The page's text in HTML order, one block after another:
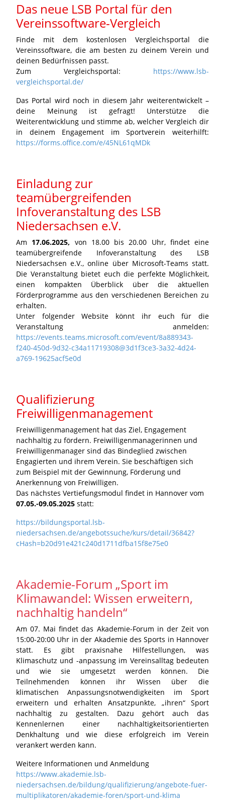
Das neue LSB Portal für den
Vereinssoftware-Vergleich
Finde mit dem kostenlosen Vergleichsportal die
Vereinssoftware, die am besten zu deinem Verein und
deinen Bedürfnissen passt.
Zum Vergleichsportal: https://www.lsb-
vergleichsportal.de/
Das Portal wird noch in diesem Jahr weiterentwickelt –
deine Meinung ist gefragt! Unterstütze die
Weiterentwicklung und stimme ab, welcher Vergleich dir
in deinem Engagement im Sportverein weiterhilft:
https://forms.office.com/e/45NL61qMDk
Einladung zur
teamübergreifenden
Infoveranstaltung des LSB
Niedersachsen e.V.
Am 17.06.2025, von 18.00 bis 20.00 Uhr, findet eine
teamübergreifende Infoveranstaltung des LSB
Niedersachsen e.V., online über Microsoft-Teams statt.
Die Veranstaltung bietet euch die perfekte Möglichkeit,
einen kompakten Überblick über die aktuellen
Förderprogramme aus den verschiedenen Bereichen zu
erhalten.
Unter folgender Website könnt ihr euch für die
Veranstaltung anmelden:
https://events.teams.microsoft.com/event/8a889343-
f240-450d-9d32-c34a11719308@3d1f3ce3-3a32-4d24-
a769-19625acf5e0d
Qualifizierung
Freiwilligenmanagement
Freiwilligenmanagement hat das Ziel, Engagement
nachhaltig zu fördern. Freiwilligenmanagerinnen und
Freiwilligenmanager sind das Bindeglied zwischen
Engagierten und ihrem Verein. Sie beschäftigen sich
zum Beispiel mit der Gewinnung, Förderung und
Anerkennung von Freiwilligen.
Das nächstes Vertiefungsmodul findet in Hannover vom
07.05.-09.05.2025 statt:
https://bildungsportal.lsb-
niedersachsen.de/angebotssuche/kurs/detail/36842?
cHash=b20d91e421c240d1711dfba15f8e75e0
Akademie-Forum „Sport im
Klimawandel: Wissen erweitern,
nachhaltig handeln“
Am 07. Mai findet das Akademie-Forum in der Zeit von
15:00-20:00 Uhr in der Akademie des Sports in Hannover
statt. Es gibt praxisnahe Hilfestellungen, was
Klimaschutz und -anpassung im Vereinsalltag bedeuten
und wie sie umgesetzt werden können. Die
Teilnehmenden können ihr Wissen über die
klimatischen Anpassungsnotwendigkeiten im Sport
erweitern und erhalten Ansatzpunkte, „ihren“ Sport
nachhaltig zu gestalten. Dazu gehört auch das
Kennenlernen einer nachhaltigkeitsorientierten
Denkhaltung und wie diese erfolgreich im Verein
verankert werden kann.
Weitere Informationen und Anmeldung
https://www.akademie.lsb-
niedersachsen.de/bildung/qualifizierung/angebote-fuer-
multiplikatoren/akademie-foren/sport-und-klima